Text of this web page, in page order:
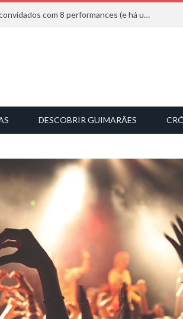
Mucho Flow alarga leque de convidados com 8 performances (e há uma saída)
DESCOBRIR GUIMARÃES